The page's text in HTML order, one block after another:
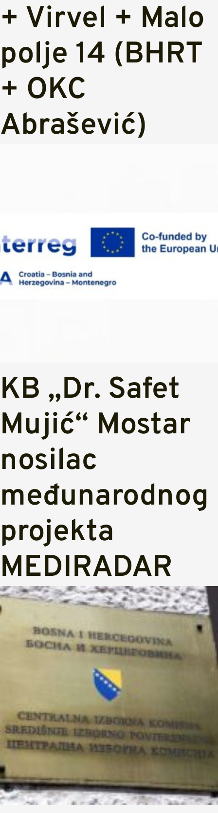
+ Virvel + Malo
polje 14 (BHRT
+ OKC
Abrašević)
KB „Dr. Safet
Mujić“ Mostar
nosilac
međunarodnog
projekta
MEDIRADAR